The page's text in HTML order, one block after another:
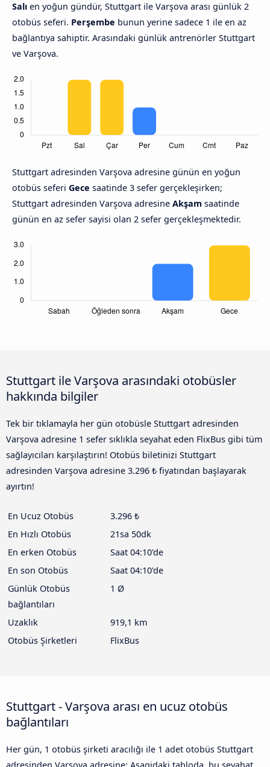
Salı en yoğun gündür, Stuttgart ile Varşova arası günlük 2
otobüs seferi. Perşembe bunun yerine sadece 1 ile en az
bağlantıya sahiptir. Arasındaki günlük antrenörler Stuttgart
ve Varşova.
Stuttgart adresinden Varşova adresine günün en yoğun
otobüs seferi Gece saatinde 3 sefer gerçekleşirken;
Stuttgart adresinden Varşova adresine Akşam saatinde
günün en az sefer sayisi olan 2 sefer gerçekleşmektedir.
Stuttgart ile Varşova arasındaki otobüsler
hakkında bilgiler
Tek bir tıklamayla her gün otobüsle Stuttgart adresinden
Varşova adresine 1 sefer sıklıkla seyahat eden FlixBus gibi tüm
sağlayıcıları karşılaştırın! Otobüs biletinizi Stuttgart
adresinden Varşova adresine 3.296 ₺ fiyatından başlayarak
ayırtın!
En Ucuz Otobüs
3.296 ₺
En Hızlı Otobüs
21sa 50dk
En erken Otobüs
Saat 04:10'de
En son Otobüs
Saat 04:10'de
Günlük Otobüs
bağlantıları
1 Ø
Uzaklık
919,1 km
Otobüs Şirketleri
FlixBus
Stuttgart - Varşova arası en ucuz otobüs
bağlantıları
Her gün, 1 otobüs şirketi aracılığı ile 1 adet otobüs Stuttgart